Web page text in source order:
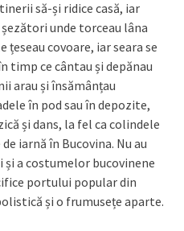
să-și ridice casă, iar
unde torceau lâna
covoare, iar seara se
timp ce cântau și depănau
arau și însămânțau
în pod sau în depozite,
și dans, la fel ca colindele
iarnă în Bucovina. Nu au
a costumelor bucovinene
portului popular din
și o frumusețe aparte.